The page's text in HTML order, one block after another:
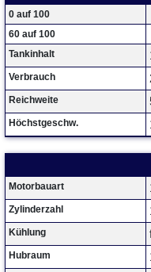
0 auf 100
60 auf 100
Tankinhalt
Verbrauch
Reichweite
Höchstgeschw.
Motorbauart
Zylinderzahl
Kühlung
Hubraum